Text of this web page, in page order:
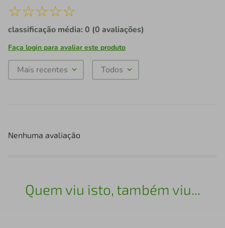
☆☆☆☆☆
classificação média: 0 (0 avaliações)
Faça login para avaliar este produto
Mais recentes Todos
Nenhuma avaliação
Quem viu isto, também viu...